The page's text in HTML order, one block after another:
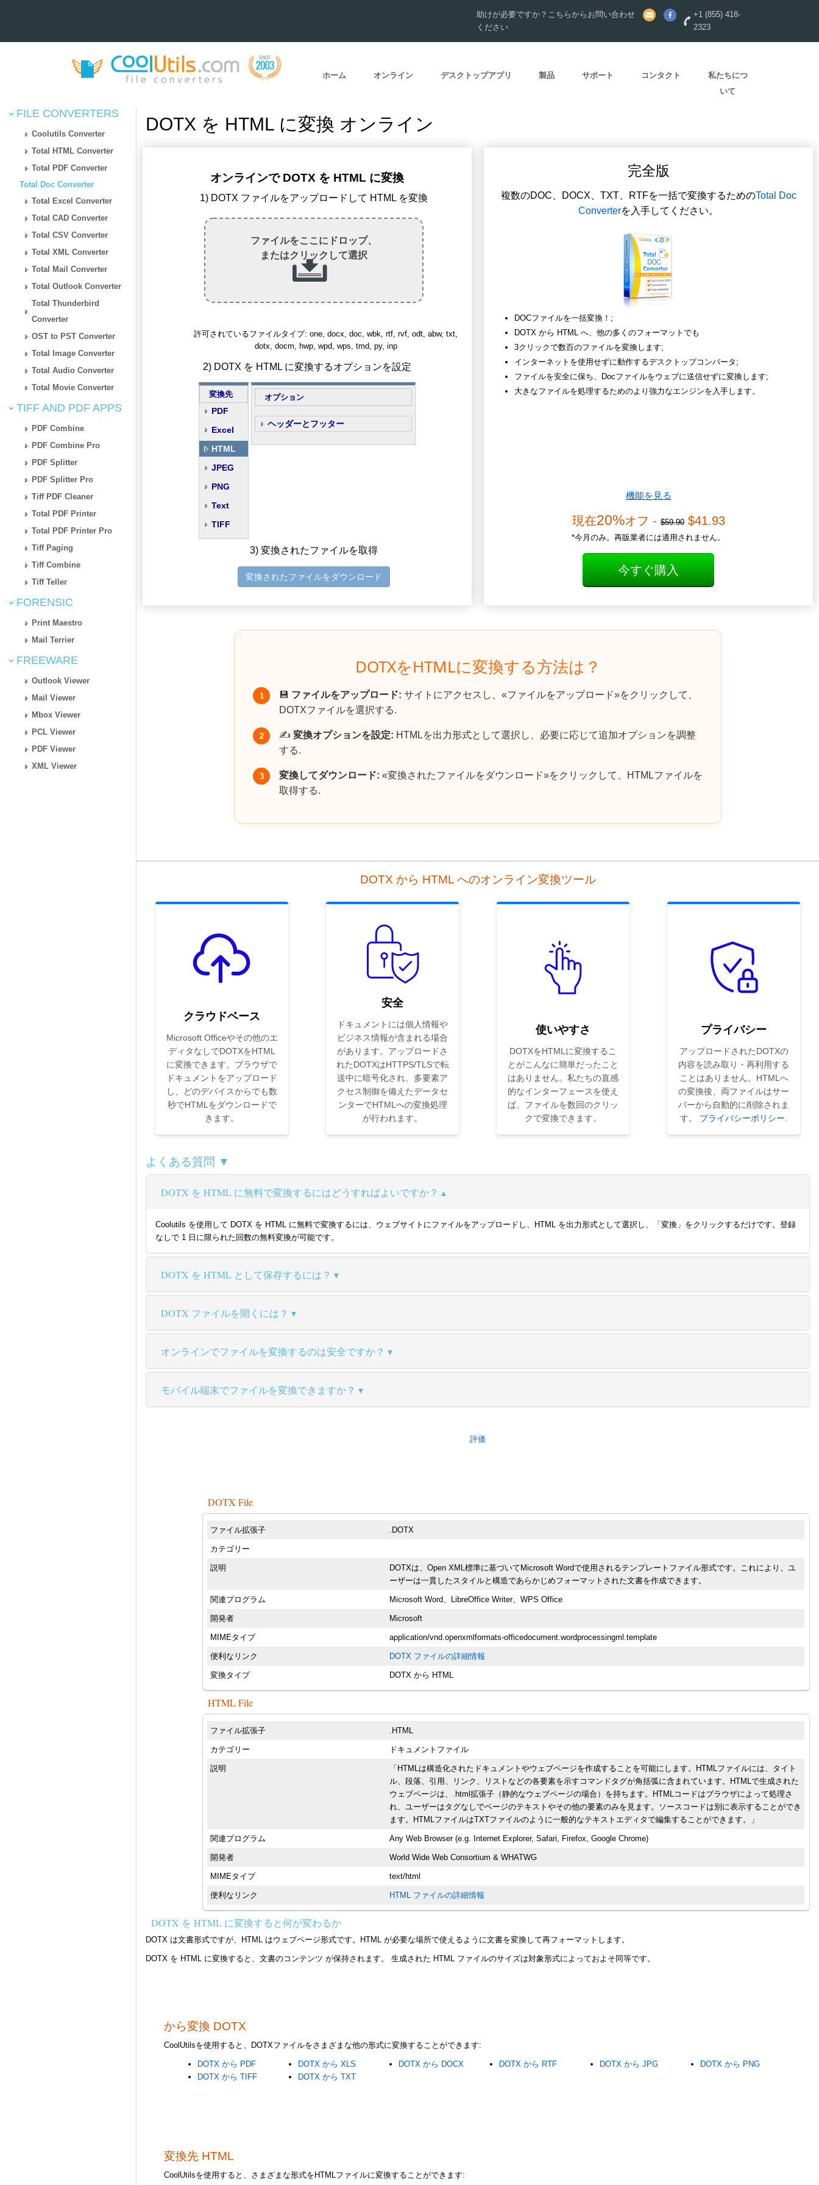
助けが必要ですか？こちらからお問い合わせ
ください
+1 (855) 418-
2323
ホーム オンライン デスクトップアプリ 製品 サポート コンタクト
私たちにつ
いて
FILE CONVERTERS
Coolutils Converter
Total HTML Converter
Total PDF Converter
Total Doc Converter
Total Excel Converter
Total CAD Converter
Total CSV Converter
Total XML Converter
Total Mail Converter
Total Outlook Converter
Total Thunderbird
Converter
OST to PST Converter
Total Image Converter
Total Audio Converter
Total Movie Converter
TIFF AND PDF APPS
PDF Combine
PDF Combine Pro
PDF Splitter
PDF Splitter Pro
Tiff PDF Cleaner
Total PDF Printer
Total PDF Printer Pro
Tiff Paging
Tiff Combine
Tiff Teller
FORENSIC
Print Maestro
Mail Terrier
FREEWARE
Outlook Viewer
Mail Viewer
Mbox Viewer
PCL Viewer
PDF Viewer
XML Viewer
DOTX を HTML に変換 オンライン
オンラインで DOTX を HTML に変換
1) DOTX ファイルをアップロードして HTML を変換
ファイルをここにドロップ、
またはクリックして選択
許可されているファイルタイプ: one, docx, doc, wbk, rtf, rvf, odt, abw, txt,
dotx, docm, hwp, wpd, wps, tmd, py, inp
2) DOTX を HTML に変換するオプションを設定
変換先
PDF
Excel
HTML
JPEG
PNG
Text
TIFF
オプション
ヘッダーとフッター
3) 変換されたファイルを取得
変換されたファイルをダウンロード
完全版
複数のDOC、DOCX、TXT、RTFを一括で変換するためのTotal Doc
Converterを入手してください。
DOCファイルを一括変換！;
DOTX から HTML へ、他の多くのフォーマットでも
3クリックで数百のファイルを変換します;
インターネットを使用せずに動作するデスクトップコンバータ;
ファイルを安全に保ち、Docファイルをウェブに送信せずに変換します;
大きなファイルを処理するためのより強力なエンジンを入手します。
機能を見る
現在20%オフ -$59.90$41.93
*今月のみ。再販業者には適用されません。
今すぐ購入
DOTXをHTMLに変換する方法は？
1 💾 ファイルをアップロード: サイトにアクセスし、«ファイルをアップロード»をクリックして、
DOTXファイルを選択する.
2 ✍️ 変換オプションを設定: HTMLを出力形式として選択し、必要に応じて追加オプションを調整
する.
3 変換してダウンロード: «変換されたファイルをダウンロード»をクリックして、HTMLファイルを
取得する.
DOTX から HTML へのオンライン変換ツール
クラウドベース
Microsoft Officeやその他のエ
ディタなしでDOTXをHTML
に変換できます。ブラウザで
ドキュメントをアップロード
し、どのデバイスからでも数
秒でHTMLをダウンロードで
きます。
安全
ドキュメントには個人情報や
ビジネス情報が含まれる場合
があります。アップロードさ
れたDOTXはHTTPS/TLSで転
送中に暗号化され、多要素ア
クセス制御を備えたデータセ
ンターでHTMLへの変換処理
が行われます。
使いやすさ
DOTXをHTMLに変換するこ
とがこんなに簡単だったこと
はありません。私たちの直感
的なインターフェースを使え
ば、ファイルを数回のクリッ
クで変換できます。
プライバシー
アップロードされたDOTXの
内容を読み取り・再利用する
ことはありません。HTMLへ
の変換後、両ファイルはサー
バーから自動的に削除されま
す。 プライバシーポリシー
よくある質問 ▼
DOTX を HTML に無料で変換するにはどうすればよいですか？
Coolutils を使用して DOTX を HTML に無料で変換するには、ウェブサイトにファイルをアップロードし、HTML を出力形式として選択し、「変換」をクリックするだけです。登録
なしで 1 日に限られた回数の無料変換が可能です。
DOTX を HTML として保存するには？
DOTX ファイルを開くには？
オンラインでファイルを変換するのは安全ですか？
モバイル端末でファイルを変換できますか？
評価
DOTX File
ファイル拡張子 .DOTX
カテゴリー
説明
DOTXは、Open XML標準に基づいてMicrosoft Wordで使用されるテンプレートファイル形式です。これにより、ユ
ーザーは一貫したスタイルと構造であらかじめフォーマットされた文書を作成できます。
関連プログラム Microsoft Word、LibreOffice Writer、WPS Office
開発者 Microsoft
MIMEタイプ application/vnd.openxmlformats-officedocument.wordprocessingml.template
便利なリンク DOTX ファイルの詳細情報
変換タイプ DOTX から HTML
HTML File
ファイル拡張子 .HTML
カテゴリー ドキュメントファイル
説明
「HTMLは構造化されたドキュメントやウェブページを作成することを可能にします。HTMLファイルには、タイト
ル、段落、引用、リンク、リストなどの各要素を示すコマンドタグが角括弧に含まれています。HTMLで生成された
ウェブページは、.html拡張子（静的なウェブページの場合）を持ちます。HTMLコードはブラウザによって処理さ
れ、ユーザーはタグなしでページのテキストやその他の要素のみを見ます。ソースコードは別に表示することができ
ます。HTMLファイルはTXTファイルのように一般的なテキストエディタで編集することができます。」
関連プログラム Any Web Browser (e.g. Internet Explorer, Safari, Firefox, Google Chrome)
開発者 World Wide Web Consortium & WHATWG
MIMEタイプ text/html
便利なリンク HTML ファイルの詳細情報
DOTX を HTML に変換すると何が変わるか
DOTX は文書形式ですが、HTML はウェブページ形式です。HTML が必要な場所で使えるように文書を変換して再フォーマットします。
DOTX を HTML に変換すると、文書のコンテンツ が保持されます。 生成された HTML ファイルのサイズは対象形式によっておよそ同等です。
から変換 DOTX
CoolUtilsを使用すると、DOTXファイルをさまざまな他の形式に変換することができます:
DOTX から PDF DOTX から XLS DOTX から DOCX DOTX から RTF DOTX から JPG
DOTX から PNG
DOTX から TIFF
DOTX から TXT
変換先 HTML
CoolUtilsを使用すると、さまざまな形式をHTMLファイルに変換することができます: